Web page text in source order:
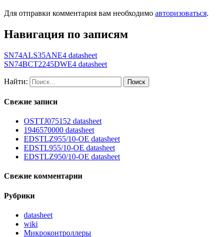
Для отправки комментария вам необходимо авторизоваться.
Навигация по записям
SN74ALS35ANE4 datasheet
SN74BCT2245DWE4 datasheet
Найти:
Свежие записи
OSTTJ075152 datasheet
1946570000 datasheet
EDSTLZ955/10-OE datasheet
EDSTL955/10-OE datasheet
EDSTLZ950/10-OE datasheet
Свежие комментарии
Рубрики
datasheet
wiki
Микроконтроллеры